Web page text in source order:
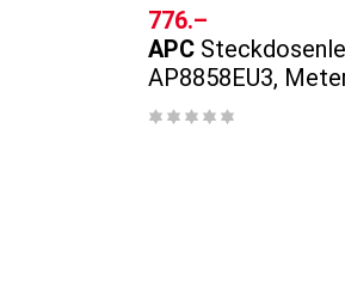
CHF
776.–
APC
AP8858EU3,